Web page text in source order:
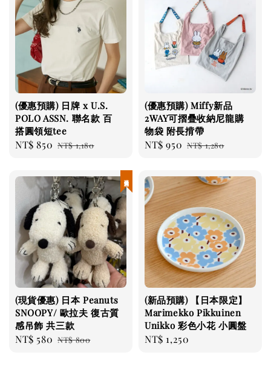
(優惠預購) 日牌 x U.S.
POLO ASSN. 聯名款 百
搭圓領短tee
Sale
NT$ 850 Regular
NT$ 1,180
(優惠預購) Miffy新品
2WAY可摺疊收納尼龍購
物袋 附長揹帶
Sale
NT$ 950 Regular
NT$ 1,280
(現貨優惠) 日本 Peanuts
SNOOPY/ 歐拉夫 復古質
感吊飾 共三款
Sale
NT$ 580 Regular
NT$ 800
(新品預購) 【日本限定】
Marimekko Pikkuinen
Unikko 彩色小花 小圓盤
Regular
NT$ 1,250